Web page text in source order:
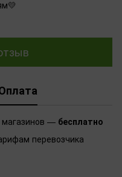
— бесплатно
перевозчика